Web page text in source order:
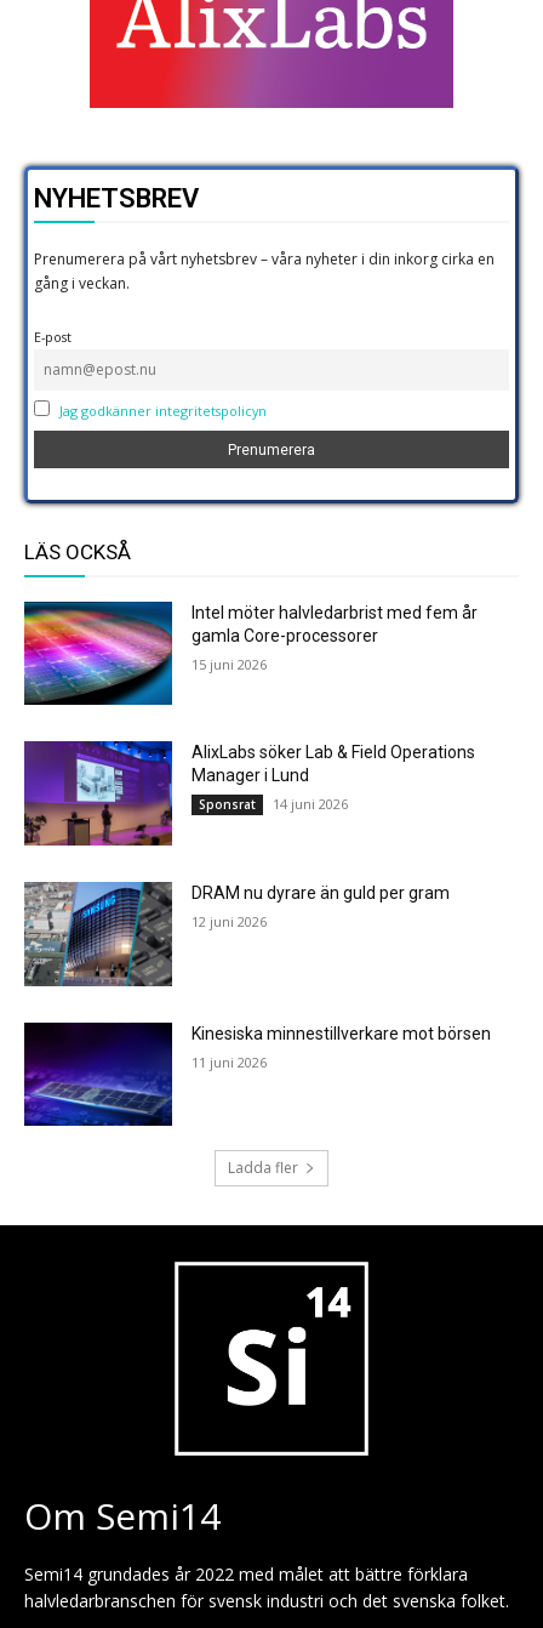
NYHETSBREV
Prenumerera på vårt nyhetsbrev – våra nyheter i din inkorg cirka en
gång i veckan.
E-post
Jag godkänner integritetspolicyn
LÄS OCKSÅ
Intel möter halvledarbrist med fem år
gamla Core-processorer
15 juni 2026
AlixLabs söker Lab & Field Operations
Manager i Lund
Sponsrat 14 juni 2026
DRAM nu dyrare än guld per gram
12 juni 2026
Kinesiska minnestillverkare mot börsen
11 juni 2026
Ladda fler
Om Semi14
Semi14 grundades år 2022 med målet att bättre förklara
halvledarbranschen för svensk industri och det svenska folket.